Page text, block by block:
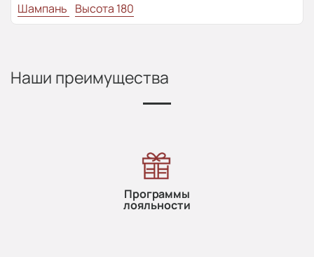
Шампань Высота 180
Наши преимущества
Программы
лояльности